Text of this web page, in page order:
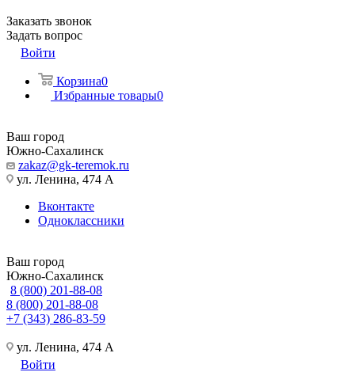
Заказать звонок
Задать вопрос
Войти
Корзина0
Избранные товары0
Ваш город
Южно-Сахалинск
zakaz@gk-teremok.ru
ул. Ленина, 474 А
Вконтакте
Одноклассники
Ваш город
Южно-Сахалинск
8 (800) 201-88-08
8 (800) 201-88-08
+7 (343) 286-83-59
ул. Ленина, 474 А
Войти